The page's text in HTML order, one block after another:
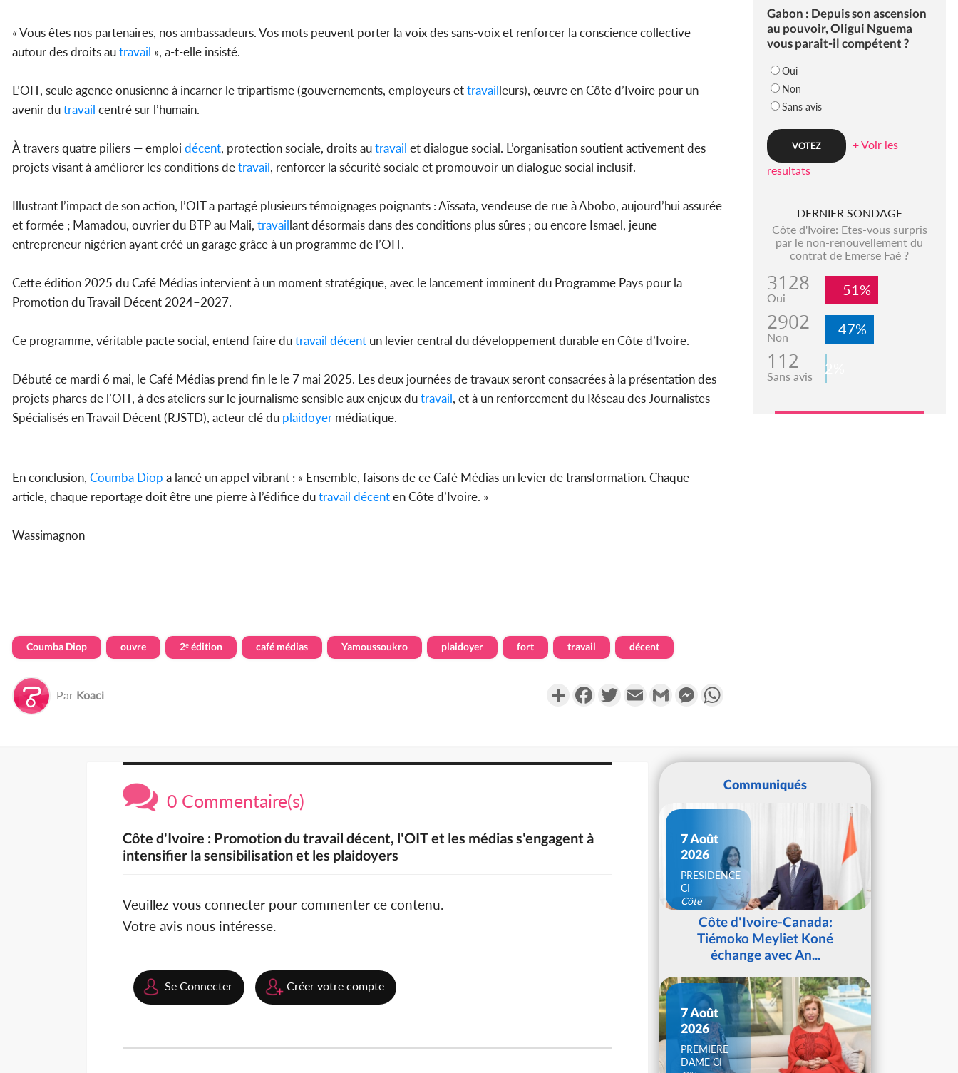
« Vous êtes nos partenaires, nos ambassadeurs. Vos mots peuvent porter la voix des sans-voix et renforcer la conscience collective
autour des droits autravail », a-t-elle insisté.
L’OIT, seule agence onusienne à incarner le tripartisme (gouvernements, employeurs ettravailleurs), œuvre en Côte d’Ivoire pour un
avenir dutravail centré sur l’humain.
À travers quatre piliers — emploi décent, protection sociale, droits autravail et dialogue social. L’organisation soutient activement des
projets visant à améliorer les conditions detravail, renforcer la sécurité sociale et promouvoir un dialogue social inclusif.
Illustrant l’impact de son action, l’OIT a partagé plusieurs témoignages poignants : Aïssata, vendeuse de rue à Abobo, aujourd’hui assurée
et formée ; Mamadou, ouvrier du BTP au Mali, travaillant désormais dans des conditions plus sûres ; ou encore Ismael, jeune
entrepreneur nigérien ayant créé un garage grâce à un programme de l’OIT.
Cette édition 2025 du Café Médias intervient à un moment stratégique, avec le lancement imminent du Programme Pays pour la
Promotion du Travail Décent 2024–2027.
Ce programme, véritable pacte social, entend faire dutravail décent un levier central du développement durable en Côte d’Ivoire.
Débuté ce mardi 6 mai, le Café Médias prend fin le le 7 mai 2025. Les deux journées de travaux seront consacrées à la présentation des
projets phares de l’OIT, à des ateliers sur le journalisme sensible aux enjeux dutravail, et à un renforcement du Réseau des Journalistes
Spécialisés en Travail Décent (RJSTD), acteur clé du plaidoyer médiatique.
En conclusion, Coumba Diop a lancé un appel vibrant : « Ensemble, faisons de ce Café Médias un levier de transformation. Chaque
article, chaque reportage doit être une pierre à l’édifice dutravail décenten Côte d’Ivoire. »
Wassimagnon
Coumba Diop ouvre 2ᵉ édition café médias Yamoussoukro plaidoyer fort travail décent
Par Koaci PartagerFacebookTwitterEmail Gmail Messenger
Gabon : Depuis son ascension
au pouvoir, Oligui Nguema
vous parait-il compétent ?
Oui
Non
Sans avis
+ Voir les
resultats
DERNIER SONDAGE
Côte d'Ivoire: Etes-vous surpris
par le non-renouvellement du
contrat de Emerse Faé ?
3128
Oui 51%
2902
Non 47%
112
Sans avis 2%
0 Commentaire(s)
Côte d'Ivoire : Promotion du travail décent, l'OIT et les médias s'engagent à
intensifier la sensibilisation et les plaidoyers
Veuillez vous connecter pour commenter ce contenu.
Votre avis nous intéresse.
Se Connecter Créer votre compte
Communiqués
7 Août
2026
PRESIDENCE
CI
Côte
d'IvoireCôte d'Ivoire-Canada:
Tiémoko Meyliet Koné
échange avec An...
7 Août
2026
PREMIERE
DAME CI